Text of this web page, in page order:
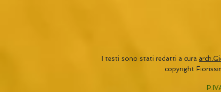
I testi sono stati redatti a cura
copyright